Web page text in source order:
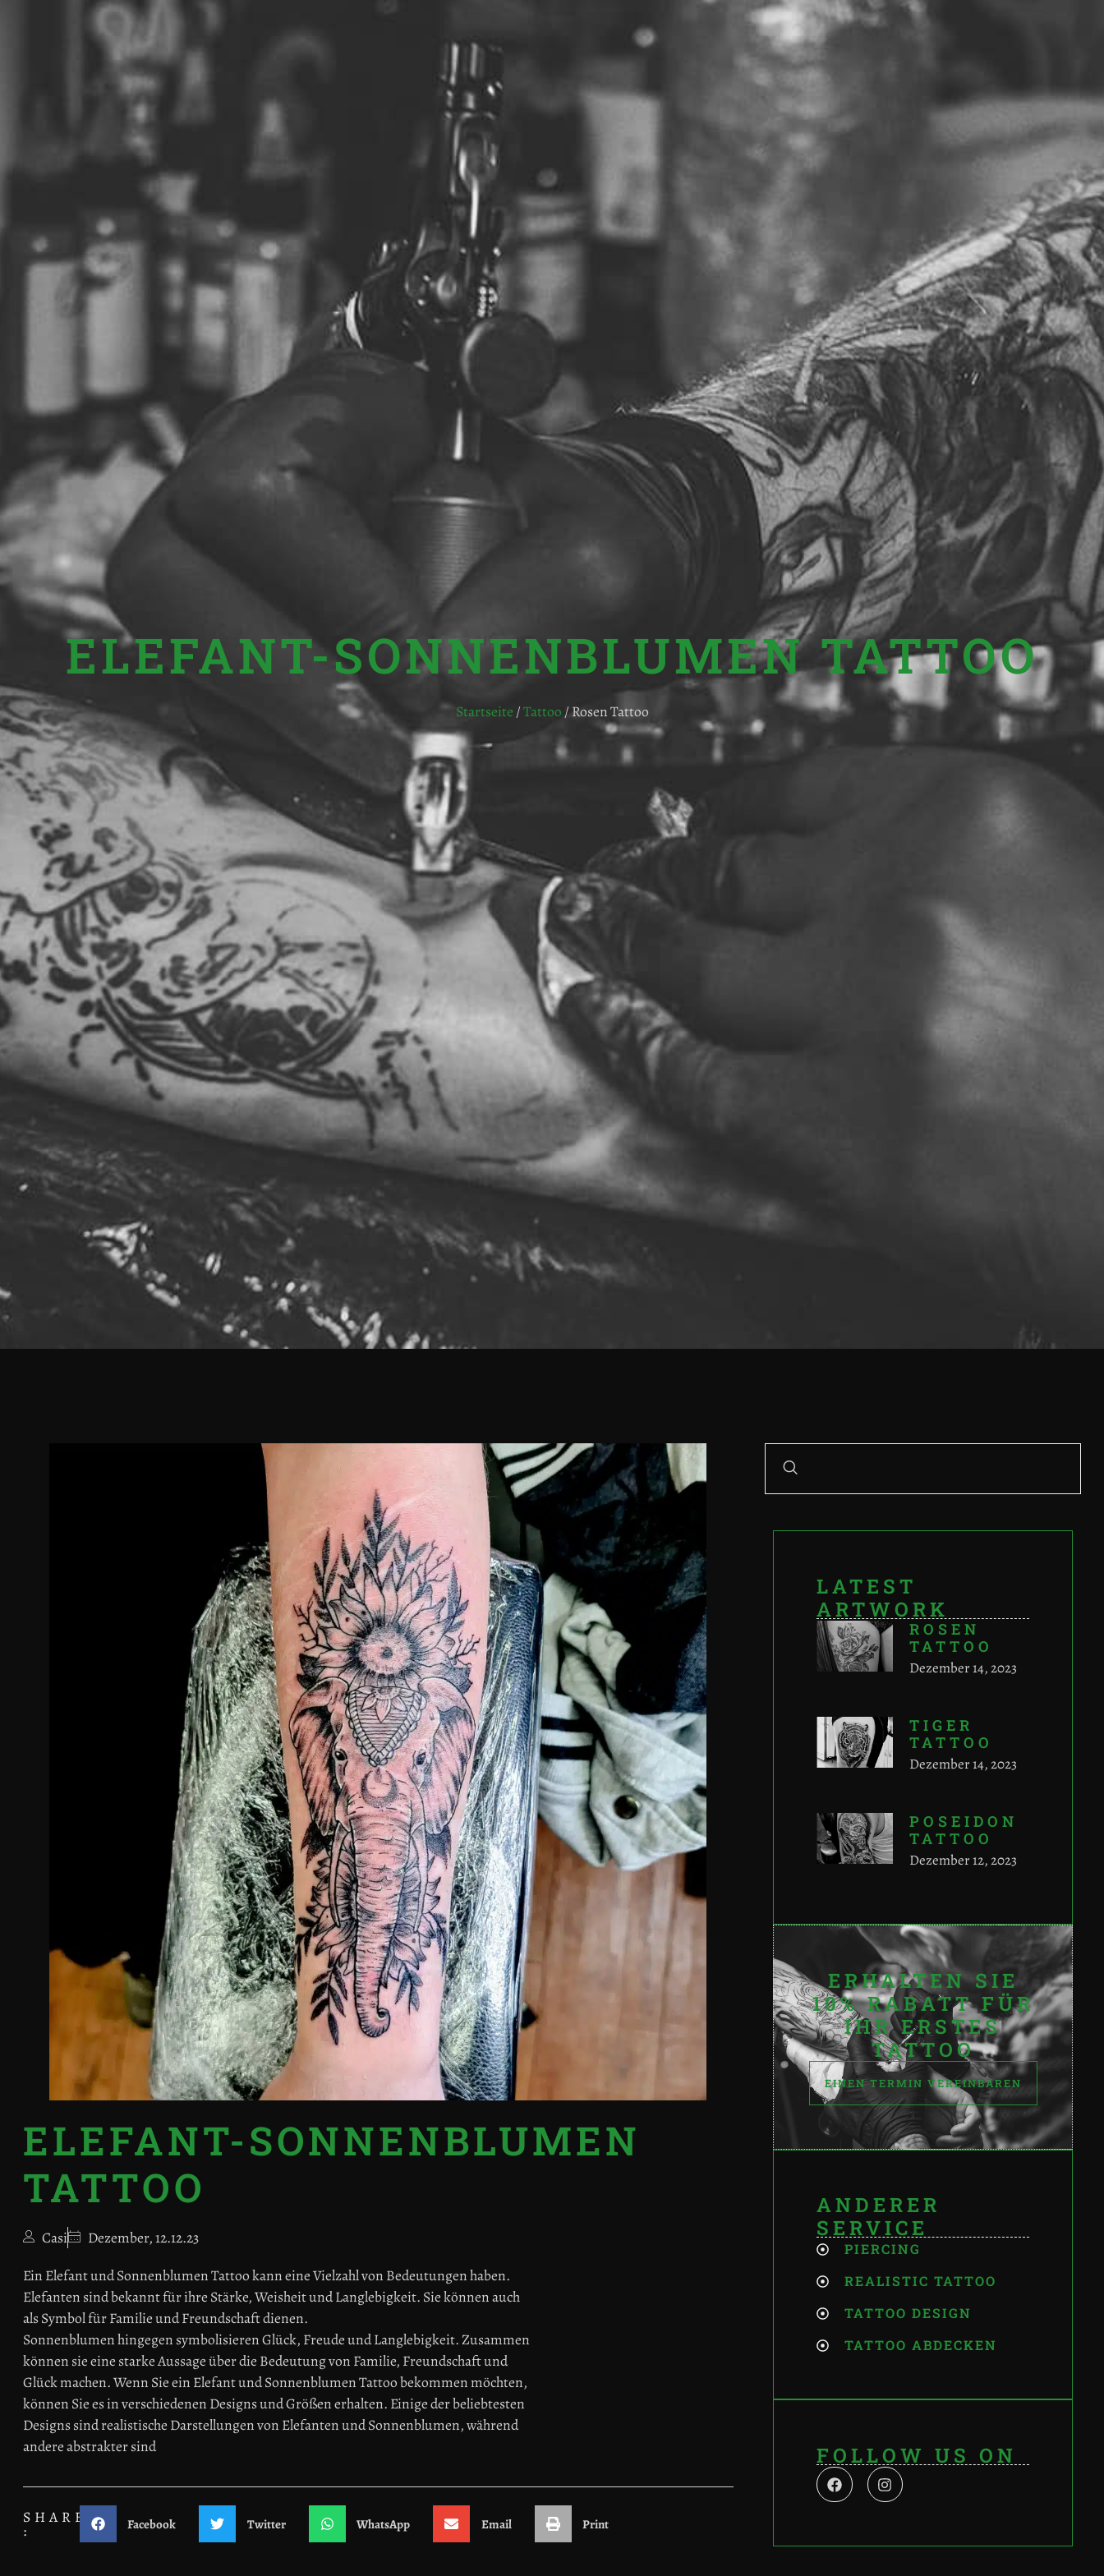
ELEFANT-SONNENBLUMEN TATTOO
Startseite /Tattoo/ Rosen Tattoo
ELEFANT-SONNENBLUMEN
TATTOO
Casi
Dezember, 12.12.23
Ein Elefant und Sonnenblumen Tattoo kann eine Vielzahl von Bedeutungen haben.
Elefanten sind bekannt für ihre Stärke, Weisheit und Langlebigkeit. Sie können auch
als Symbol für Familie und Freundschaft dienen.
Sonnenblumen hingegen symbolisieren Glück, Freude und Langlebigkeit. Zusammen
können sie eine starke Aussage über die Bedeutung von Familie, Freundschaft und
Glück machen. Wenn Sie ein Elefant und Sonnenblumen Tattoo bekommen möchten,
können Sie es in verschiedenen Designs und Größen erhalten. Einige der beliebtesten
Designs sind realistische Darstellungen von Elefanten und Sonnenblumen, während
andere abstrakter sind
SHARE
: Facebook Twitter WhatsApp Email Print
LATEST
ARTWORK
ROSEN
TATTOO
Dezember 14, 2023
TIGER
TATTOO
Dezember 14, 2023
POSEIDON
TATTOO
Dezember 12, 2023
ERHALTEN SIE
10% RABATT FÜR
IHR ERSTES
TATTOO
EINEN TERMIN VEREINBAREN
ANDERER
SERVICE
PIERCING
REALISTIC TATTOO
TATTOO DESIGN
TATTOO ABDECKEN
FOLLOW US ON